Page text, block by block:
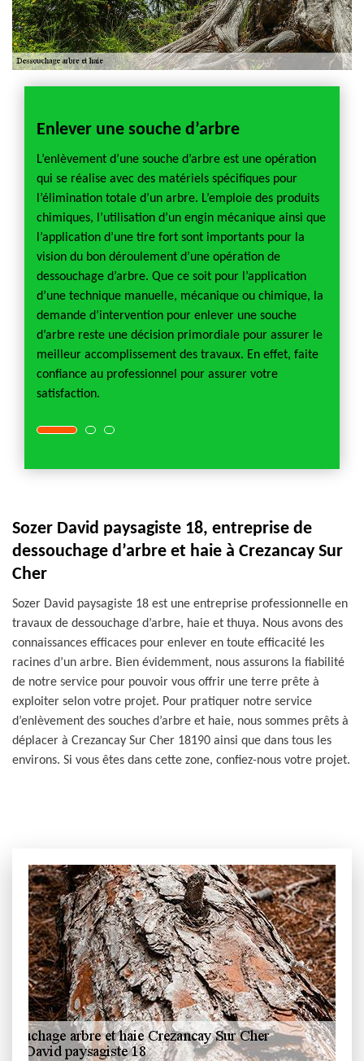
Enlever une souche d’arbre
L’enlèvement d’une souche d’arbre est une opération
qui se réalise avec des matériels spécifiques pour
l’élimination totale d’un arbre. L’emploie des produits
chimiques, l’utilisation d’un engin mécanique ainsi que
l’application d’une tire fort sont importants pour la
vision du bon déroulement d’une opération de
dessouchage d’arbre. Que ce soit pour l’application
d’une technique manuelle, mécanique ou chimique, la
demande d’intervention pour enlever une souche
d’arbre reste une décision primordiale pour assurer le
meilleur accomplissement des travaux. En effet, faite
confiance au professionnel pour assurer votre
satisfaction.
Sozer David paysagiste 18, entreprise de
dessouchage d’arbre et haie à Crezancay Sur
Cher
Sozer David paysagiste 18 est une entreprise professionnelle en
travaux de dessouchage d’arbre, haie et thuya. Nous avons des
connaissances efficaces pour enlever en toute efficacité les
racines d’un arbre. Bien évidemment, nous assurons la fiabilité
de notre service pour pouvoir vous offrir une terre prête à
exploiter selon votre projet. Pour pratiquer notre service
d’enlèvement des souches d’arbre et haie, nous sommes prêts à
déplacer à Crezancay Sur Cher 18190 ainsi que dans tous les
environs. Si vous êtes dans cette zone, confiez-nous votre projet.